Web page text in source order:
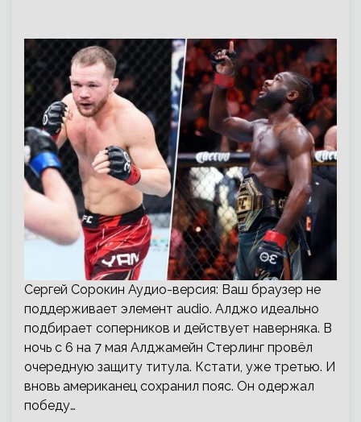
Сергей Сорокин Аудио-версия: Ваш браузер не
поддерживает элемент audio. Алджо идеально
подбирает соперников и действует наверняка. В
ночь с 6 на 7 мая Алджамейн Стерлинг провёл
очередную защиту титула. Кстати, уже третью. И
вновь американец сохранил пояс. Он одержал
победу…